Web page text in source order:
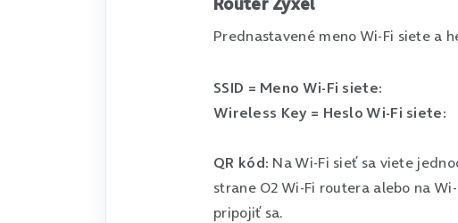
Prednastavené meno Wi-Fi siete a
SSID = Meno Wi-Fi siete:
Wireless Key = Heslo Wi-Fi siete:
QR kód: Na Wi-Fi sieť sa viete
strane O2 Wi-Fi routera alebo na
pripojiť sa.